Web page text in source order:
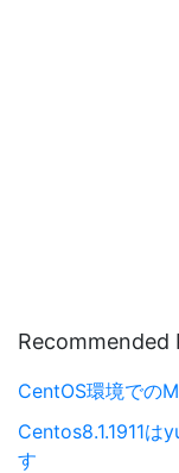
Recommended
CentOS環境での
Centos8.1.1911は
す